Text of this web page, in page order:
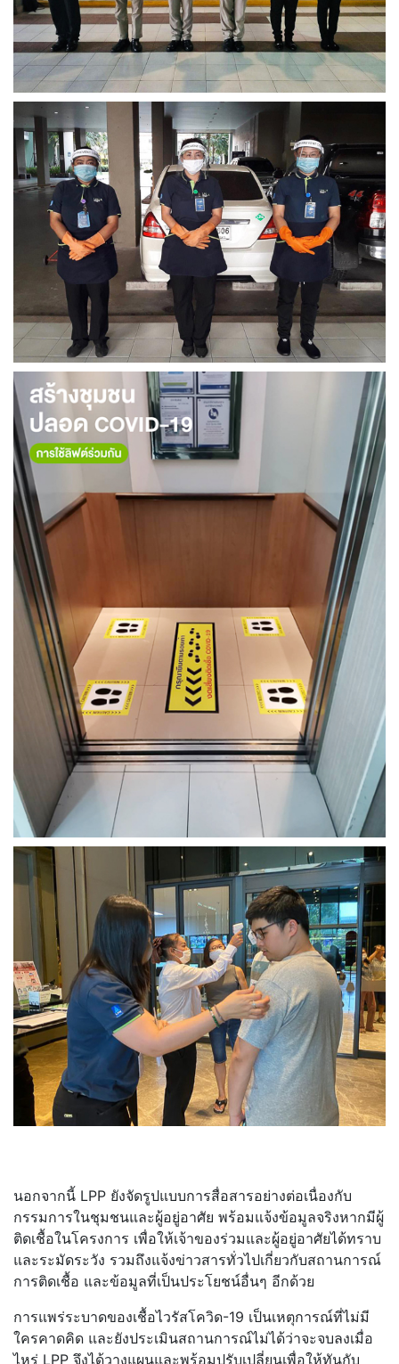
นอกจากนี้ LPP ยังจัดรูปแบบการสื่อสารอย่างต่อเนื่องกับ
กรรมการในชุมชนและผู้อยู่อาศัย พร้อมแจ้งข้อมูลจริงหากมีผู้
ติดเชื้อในโครงการ เพื่อให้เจ้าของร่วมและผู้อยู่อาศัยได้ทราบ
และระมัดระวัง รวมถึงแจ้งข่าวสารทั่วไปเกี่ยวกับสถานการณ์
การติดเชื้อ และข้อมูลที่เป็นประโยชน์อื่นๆ อีกด้วย
การแพร่ระบาดของเชื้อไวรัสโควิด-19 เป็นเหตุการณ์ที่ไม่มี
ใครคาดคิด และยังประเมินสถานการณ์ไม่ได้ว่าจะจบลงเมื่อ
ไหร่ LPP จึงได้วางแผนและพร้อมปรับเปลี่ยนเพื่อให้ทันกับ